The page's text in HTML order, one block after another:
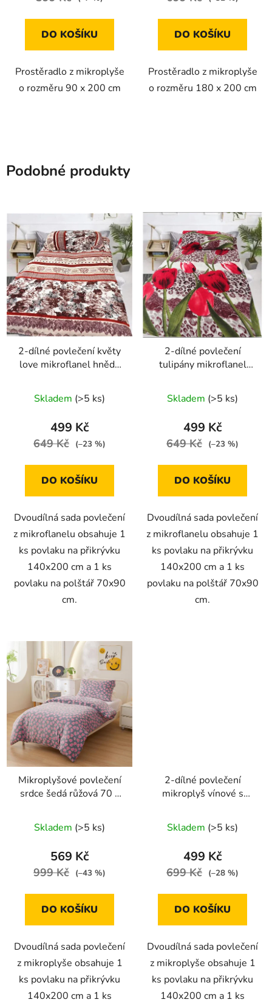
DO KOŠÍKU
Prostěradlo z mikroplyše
o rozměru 90 x 200 cm
DO KOŠÍKU
Prostěradlo z mikroplyše
o rozměru 180 x 200 cm
Podobné produkty
2-dílné povlečení květy
love mikroflanel hnědá
postel
Skladem (>5 ks)
499 Kč
649 Kč (–23 %)
DO KOŠÍKU
Dvoudílná sada povlečení
z mikroflanelu obsahuje 1
ks povlaku na přikrývku
140x200 cm a 1 ks
povlaku na polštář 70x90
cm.
2-dílné povlečení
tulipány mikroflanel
postel
Skladem (>5 ks)
499 Kč
649 Kč (–23 %)
DO KOŠÍKU
Dvoudílná sada povlečení
z mikroflanelu obsahuje 1
ks povlaku na přikrývku
140x200 cm a 1 ks
povlaku na polštář 70x90
cm.
Mikroplyšové povlečení
srdce šedá růžová 70 x
Skladem (>5 ks)
569 Kč
999 Kč (–43 %)
DO KOŠÍKU
Dvoudílná sada povlečení
z mikroplyše obsahuje 1
ks povlaku na přikrývku
140x200 cm a 1 ks
2-dílné povlečení
mikroplyš vínové s
140x200 s vánočním
motivem
Skladem (>5 ks)
499 Kč
699 Kč (–28 %)
DO KOŠÍKU
Dvoudílná sada povlečení
z mikroplyše obsahuje 1
ks povlaku na přikrývku
140x200 cm a 1 ks